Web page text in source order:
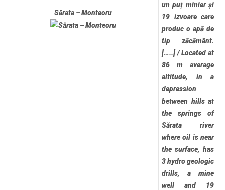
Sărata – Monteoru
un puț minier și
19 izvoare care
produc o apă de
tip zăcământ.
[…..]/Located at
86 m average
altitude, in a
depression
between hills at
the springs of
Sărata river
where oil is near
the surface, has
3 hydro geologic
drills, a mine
well and 19